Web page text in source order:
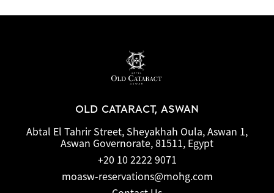
OLD CATARACT, ASWAN
Abtal El Tahrir Street, Sheyakhah Oula, Aswan 1,
Aswan Governorate, 81511, Egypt
+20 10 2222 9071
moasw-reservations@mohg.com